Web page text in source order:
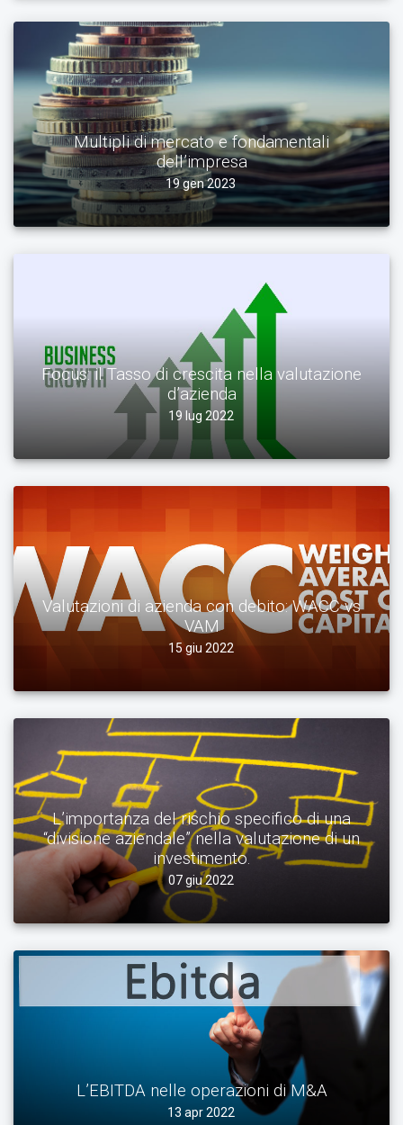
Multipli di mercato e fondamentali
dell’impresa
19 gen 2023
Focus: il Tasso di crescita nella valutazione
d’azienda
19 lug 2022
Valutazioni di azienda con debito: WACC vs
VAM
15 giu 2022
L’importanza del rischio specifico di una
“divisione aziendale” nella valutazione di un
investimento.
07 giu 2022
L’EBITDA nelle operazioni di M&A
13 apr 2022